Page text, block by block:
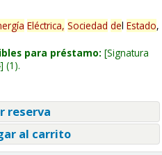
Eléctrica, Sociedad del Estado,
para préstamo: Signatura
(1).
reserva
al carrito